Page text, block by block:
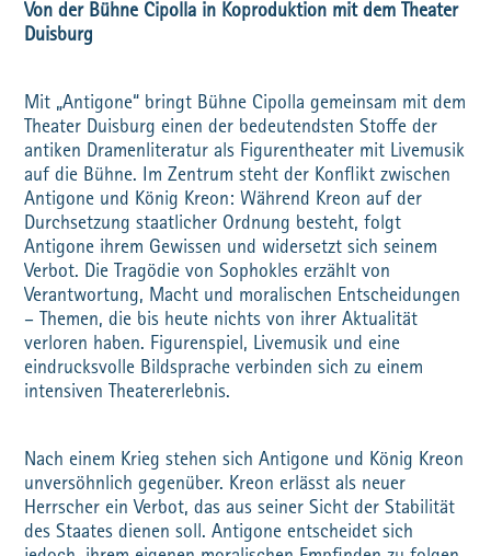
Von der Bühne Cipolla in Koproduktion mit dem Theater
Duisburg
Mit „Antigone“ bringt Bühne Cipolla gemeinsam mit dem
Theater Duisburg einen der bedeutendsten Stoffe der
antiken Dramenliteratur als Figurentheater mit Livemusik
auf die Bühne. Im Zentrum steht der Konflikt zwischen
Antigone und König Kreon: Während Kreon auf der
Durchsetzung staatlicher Ordnung besteht, folgt
Antigone ihrem Gewissen und widersetzt sich seinem
Verbot. Die Tragödie von Sophokles erzählt von
Verantwortung, Macht und moralischen Entscheidungen
– Themen, die bis heute nichts von ihrer Aktualität
verloren haben. Figurenspiel, Livemusik und eine
eindrucksvolle Bildsprache verbinden sich zu einem
intensiven Theatererlebnis.
Nach einem Krieg stehen sich Antigone und König Kreon
unversöhnlich gegenüber. Kreon erlässt als neuer
Herrscher ein Verbot, das aus seiner Sicht der Stabilität
des Staates dienen soll. Antigone entscheidet sich